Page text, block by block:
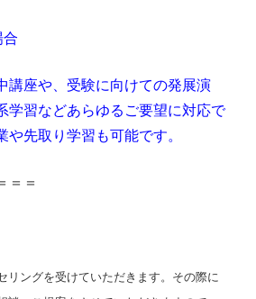
合
講座や、受験に向けての発展演
学習などあらゆるご要望に対応で
や先取り学習も可能です。
＝＝
リングを受けていただきます。その際に